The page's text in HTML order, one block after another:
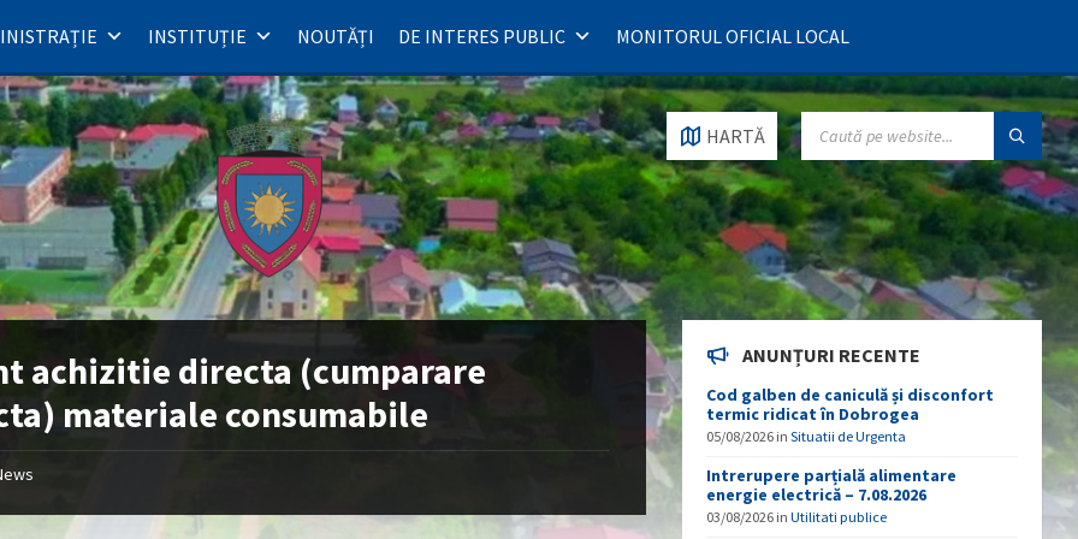
INSTITUȚIE NOUTĂȚI DE INTERES PUBLIC MONITORUL OFICIAL LOCAL
HARTĂ
SEARCH:
achizitie directa (cumparare
materiale consumabile
ANUNȚURI RECENTE
Cod galben de caniculă și disconfort
termic ridicat în Dobrogea
05/08/2026 inSituatii de Urgenta
Intrerupere parțială alimentare
energie electrică – 7.08.2026
03/08/2026 inUtilitati publice